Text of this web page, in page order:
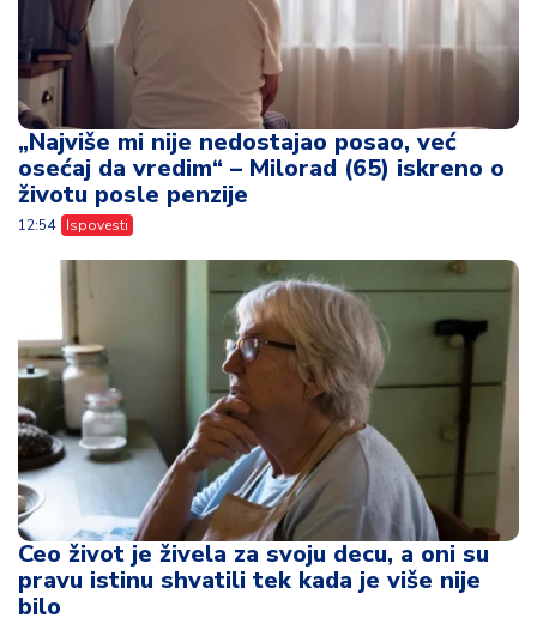
„Najviše mi nije nedostajao posao, već
osećaj da vredim“ – Milorad (65) iskreno o
životu posle penzije
12:54 Ispovesti
Ceo život je živela za svoju decu, a oni su
pravu istinu shvatili tek kada je više nije
bilo